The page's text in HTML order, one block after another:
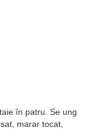
în patru. Se ung
marar tocat,